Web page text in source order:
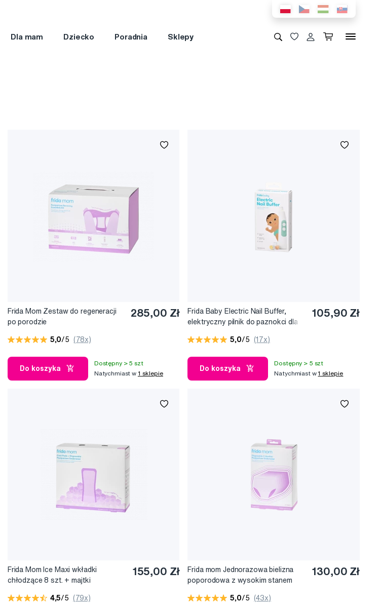
Dla mam Dziecko Poradnia Sklepy
Frida Mom Zestaw do regeneracji
po porodzie
285,00 Zł
5,0/5 (78x)
Do koszyka
Dostępny > 5 szt
Natychmiast w 1 sklepie
Frida Baby Electric Nail Buffer,
elektryczny pilnik do paznokci dla
105,90 Zł
5,0/5 (17x)
Do koszyka
Dostępny > 5 szt
Natychmiast w1 sklepie
Frida Mom Ice Maxi wkładki
chłodzące 8 szt. + majtki
155,00 Zł
4,5/5 (79x)
Frida mom Jednorazowa bielizna
poporodowa z wysokim stanem
130,00 Zł
5,0/5 (43x)